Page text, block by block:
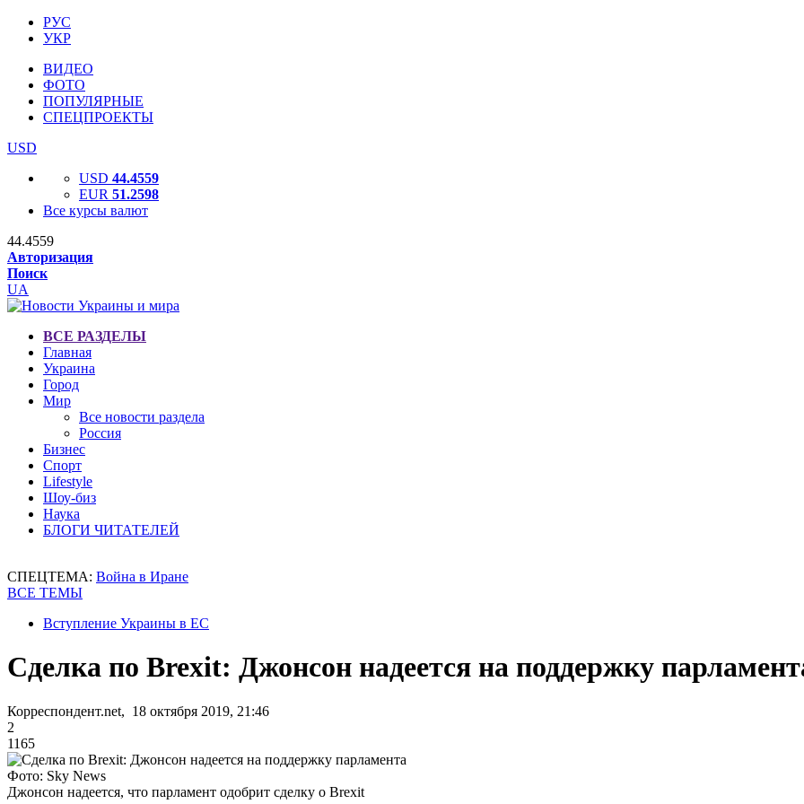
РУС
УКР
ВИДЕО
ФОТО
ПОПУЛЯРНЫЕ
СПЕЦПРОЕКТЫ
USD
USD 44.4559
EUR 51.2598
Все курсы валют
44.4559
Авторизация
Поиск
UA
ВСЕ РАЗДЕЛЫ
Главная
Украина
Город
Мир
Все новости раздела
Россия
Бизнес
Спорт
Lifestyle
Шоу-биз
Наука
БЛОГИ ЧИТАТЕЛЕЙ
СПЕЦТЕМА: Война в Иране
ВСЕ ТЕМЫ
Вступление Украины в ЕС
Сделка по Brexit: Джонсон надеется на поддержку
Корреспондент.net, 18 октября 2019, 21:46
2
1165
Фото: Sky News
Джонсон надеется, что парламент одобрит сделку о Brexit